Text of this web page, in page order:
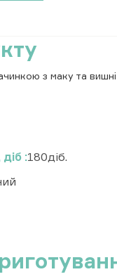
з маку та вишні
180діб.